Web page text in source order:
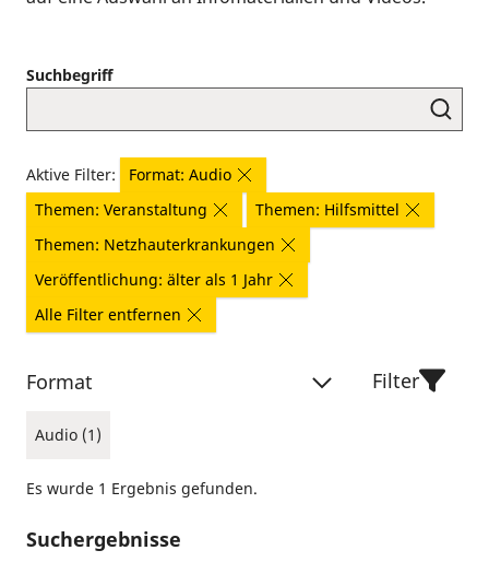
Suchbegriff
Aktive Filter:
Format: Audio
Themen: Veranstaltung
Themen: Hilfsmittel
Themen: Netzhauterkrankungen
Veröffentlichung: älter als 1 Jahr
Alle Filter entfernen
Format
Audio (1)
Filter
Es wurde 1 Ergebnis gefunden.
Suchergebnisse